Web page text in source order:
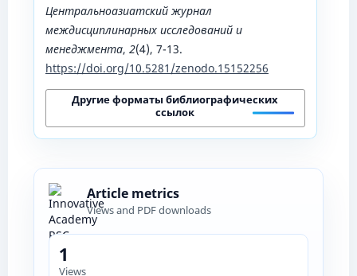
Центральноазиатский журнал
междисциплинарных исследований и
менеджмента, 2(4), 7-13.
https://doi.org/10.5281/zenodo.15152256
Другие форматы библиографических
ссылок
Article metrics
Views and PDF downloads
1
Views